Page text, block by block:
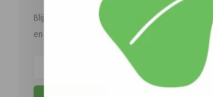
Blijf op de hoogte van onze aanbiedingen
en ontvang €5,- korting.